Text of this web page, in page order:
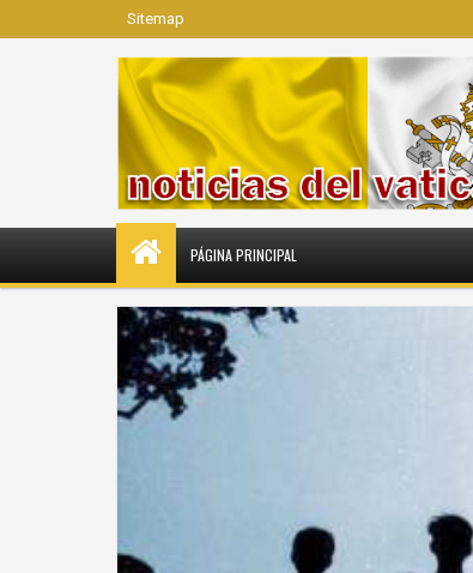
Sitemap
PÁGINA PRINCIPAL